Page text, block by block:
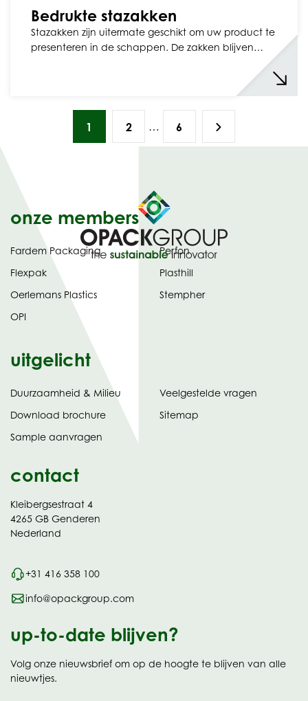
Bedrukte stazakken
Stazakken zijn uitermate geschikt om uw product te
presenteren in de schappen. De zakken blijven…
1 2 … 6
onze members
Fardem Packaging
Flexpak
Oerlemans Plastics
OPI
Perfon
Plasthill
Stempher
uitgelicht
Duurzaamheid & Milieu
Download brochure(opent
tabblad)
Sample aanvragen
Veelgestelde vragen
Sitemap
contact
Kleibergsestraat 4
4265 GB Genderen
Nederland
+31 416 358 100
info@opackgroup.com
up-to-date blijven?
Volg onze nieuwsbrief om op de hoogte te blijven van alle
nieuwtjes.